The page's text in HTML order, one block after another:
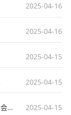
2025-04-16
2025-04-16
2025-04-15
2025-04-15
芜湖高校2025年第一季度校园安全形势研判会在我校召开 2025-04-15